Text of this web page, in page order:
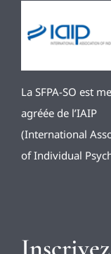
La SFPA-SO est
agréée de l’IAIP
(International
of Individual